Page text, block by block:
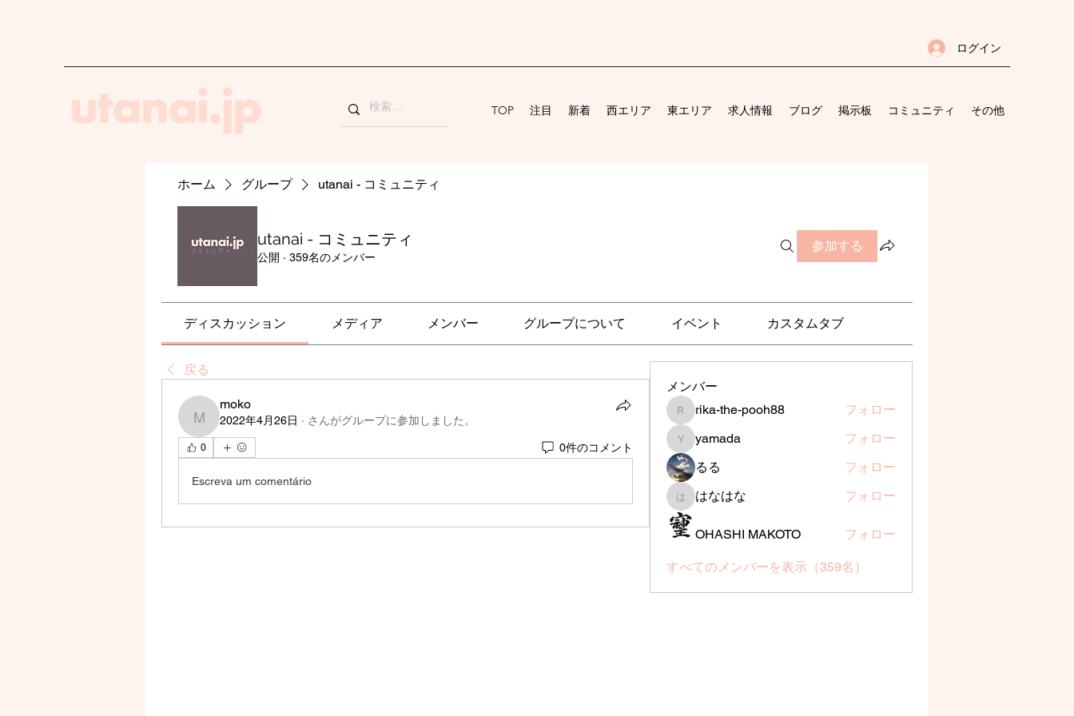
ログイン
TOP 注目 新着 西エリア 東エリア 求人情報 ブログ 掲示板 コミュニティ その他
ホーム グループ utanai - コミュニティ
utanai - コミュニティ
公開 · 359名のメンバー
参加する
ディスカッション メディア メンバー グループについて イベント カスタムタブ
戻る
moko
moko
2022年4月26日 · さんがグループに参加しました。
0 0件のコメント
Escreva um comentário
メンバー
rika-the-pooh88
rika-the-pooh88 フォロー
yamada
yamada
フォロー
るる
フォロー
はなはな
はなはな フォロー
OHASHI MAKOTO フォロー
すべてのメンバーを表示（359名）